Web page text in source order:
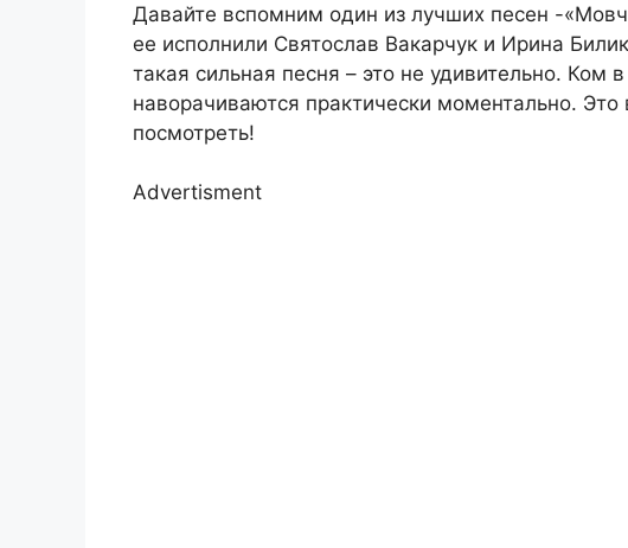
Давайте вспомним один из лучших песен -
ее исполнили Святослав Вакарчук и Ирина
такая сильная песня – это не удивительно. Ком
наворачиваются практически моментально.
посмотреть!
Advertisment